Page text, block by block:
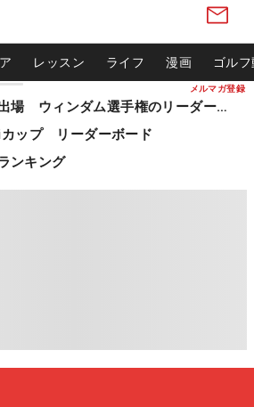
メルマガ登録
レッスン ライフ 漫画 ゴル
松山英樹ら出場 ウィンダム選手権のリーダーボード
ップ リーダーボード
ンキング